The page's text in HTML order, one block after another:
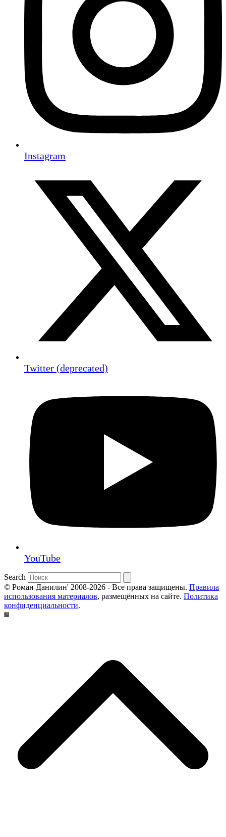
Instagram
Twitter (deprecated)
YouTube
Search
© Роман Данилин' 2008-2026 - Все права защищены. Правила
использования материалов, размещённых на сайте. Политика
конфиденциальности.